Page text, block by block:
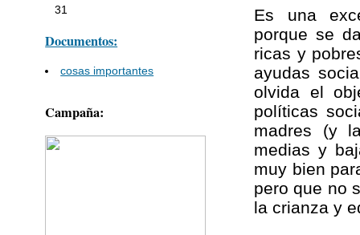
31
Documentos:
cosas importantes
Campaña:
Es una
porque se
ricas y
ayudas
olvida el
políticas
madres (y
medias y
muy bien
pero que no
la crianza y